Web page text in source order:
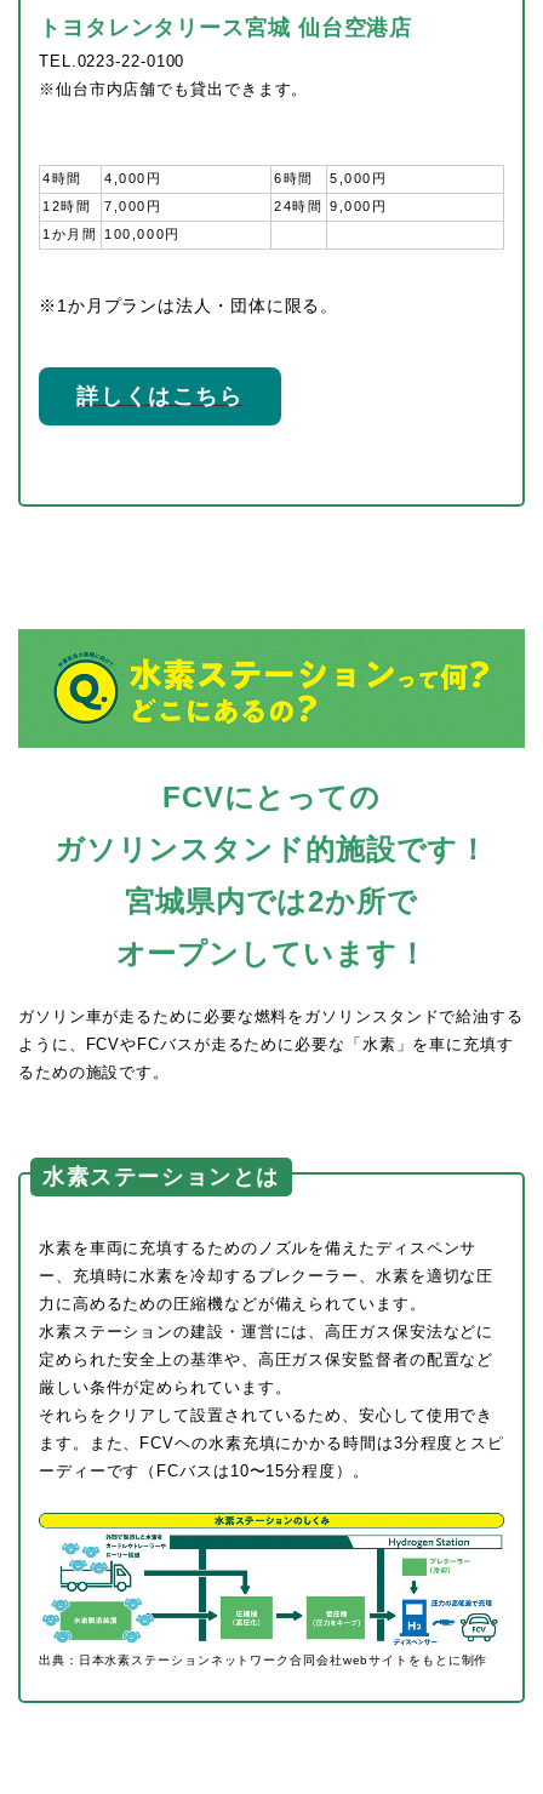
トヨタレンタリース宮城 仙台空港店
TEL.0223-22-0100
※仙台市内店舗でも貸出できます。
4時間 4,000円 6時間
5,000円
12時間
7,000円 24時間
9,000円
1か月間
100,000円
※1か月プランは法人・団体に限る。
詳しくはこちら
FCVにとっての
ガソリンスタンド的施設です！
宮城県内では2か所で
オープンしています！
ガソリン車が走るために必要な燃料をガソリンスタンドで給油する
ように、FCVやFCバスが走るために必要な「水素」を車に充填す
るための施設です。
水素ステーションとは
水素を車両に充填するためのノズルを備えたディスペンサ
ー、充填時に水素を冷却するプレクーラー、水素を適切な圧
力に高めるための圧縮機などが備えられています。
水素ステーションの建設・運営には、高圧ガス保安法などに
定められた安全上の基準や、高圧ガス保安監督者の配置など
厳しい条件が定められています。
それらをクリアして設置されているため、安心して使用でき
ます。また、FCVヘの水素充填にかかる時間は3分程度とスピ
ーディーです（FCバスは10〜15分程度）。
出典：日本水素ステーションネットワーク合同会社webサイトをもとに制作